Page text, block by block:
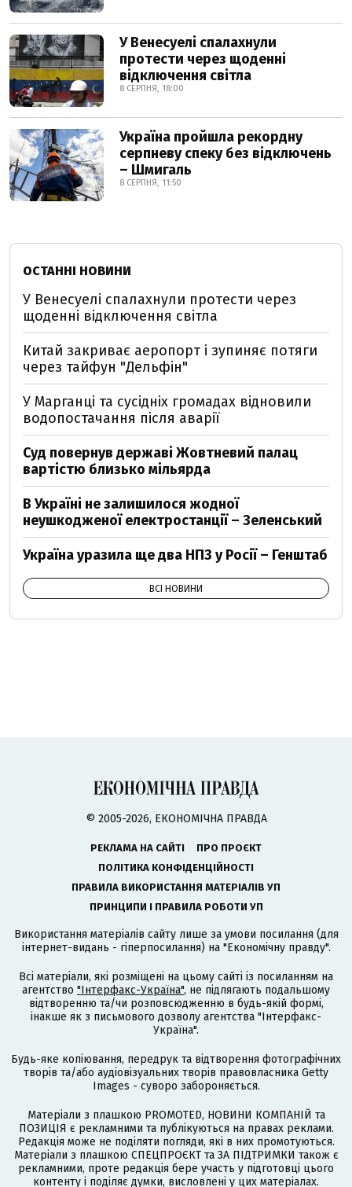
У Венесуелі спалахнули
протести через щоденні
відключення світла
8 СЕРПНЯ, 18:00
Україна пройшла рекордну
серпневу спеку без відключень
– Шмигаль
8 СЕРПНЯ, 11:50
ОСТАННІ НОВИНИ
У Венесуелі спалахнули протести через
щоденні відключення світла
Китай закриває аеропорт і зупиняє потяги
через тайфун "Дельфін"
У Марганці та сусідніх громадах відновили
водопостачання після аварії
Суд повернув державі Жовтневий палац
вартістю близько мільярда
В Україні не залишилося жодної
неушкодженої електростанції – Зеленський
Україна уразила ще два НПЗ у Росії – Генштаб
ВСІ НОВИНИ
© 2005-2026, ЕКОНОМІЧНА ПРАВДА
РЕКЛАМА НА САЙТІ
ПРО ПРОЄКТ
ПОЛІТИКА КОНФІДЕНЦІЙНОСТІ
ПРАВИЛА ВИКОРИСТАННЯ МАТЕРІАЛІВ УП
ПРИНЦИПИ І ПРАВИЛА РОБОТИ УП
Використання матеріалів сайту лише за умови посилання (для
інтернет-видань - гіперпосилання) на "Економічну правду".
Всі матеріали, які розміщені на цьому сайті із посиланням на
агентство "Інтерфакс-Україна", не підлягають подальшому
відтворенню та/чи розповсюдженню в будь-якій формі,
інакше як з письмового дозволу агентства "Інтерфакс-
Україна".
Будь-яке копіювання, передрук та відтворення фотографічних
творів та/або аудіовізуальних творів правовласника Getty
Images - суворо забороняється.
Матеріали з плашкою PROMOTED, НОВИНИ КОМПАНІЙ та
ПОЗИЦІЯ є рекламними та публікуються на правах реклами.
Редакція може не поділяти погляди, які в них промотуються.
Матеріали з плашкою СПЕЦПРОЄКТ та ЗА ПІДТРИМКИ також є
рекламними, проте редакція бере участь у підготовці цього
контенту і поділяє думки, висловлені у цих матеріалах.